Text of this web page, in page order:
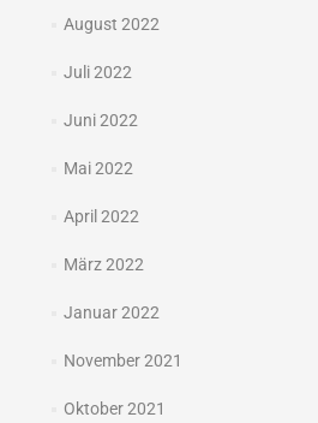
August 2022
Juli 2022
Juni 2022
Mai 2022
April 2022
März 2022
Januar 2022
November 2021
Oktober 2021